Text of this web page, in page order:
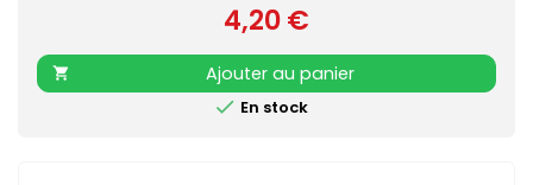
Prix
4,20 €

Ajouter au panier
 En stock